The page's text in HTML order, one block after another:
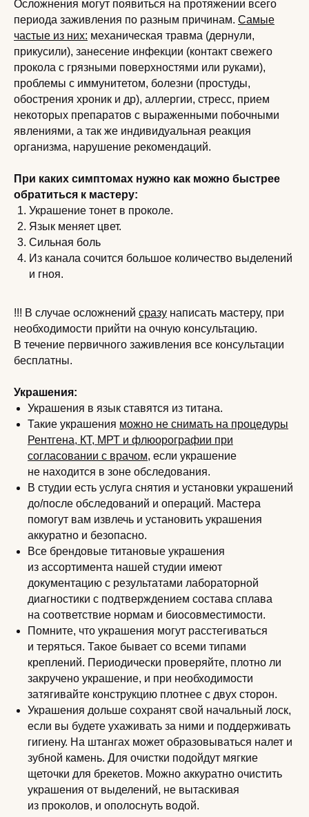
Осложнения могут появиться на протяжении всего
периода заживления по разным причинам. Самые
частые из них: механическая травма (дернули,
прикусили), занесение инфекции (контакт свежего
прокола с грязными поверхностями или руками),
проблемы с иммунитетом, болезни (простуды,
обострения хроник и др), аллергии, стресс, прием
некоторых препаратов с выраженными побочными
явлениями, а так же индивидуальная реакция
организма, нарушение рекомендаций.
При каких симптомах нужно как можно быстрее
обратиться к мастеру:
Украшение тонет в проколе.
Язык меняет цвет.
Сильная боль
Из канала сочится большое количество выделений
и гноя.
!!! В случае осложнений сразу написать мастеру, при
необходимости прийти на очную консультацию.
В течение первичного заживления все консультации
бесплатны.
Украшения:
Украшения в язык ставятся из титана.
Такие украшения можно не снимать на процедуры
Рентгена, КТ, МРТ и флюорографии при
согласовании с врачом, если украшение
не находится в зоне обследования.
В студии есть услуга снятия и установки украшений
до/после обследований и операций. Мастера
помогут вам извлечь и установить украшения
аккуратно и безопасно.
Все брендовые титановые украшения
из ассортимента нашей студии имеют
документацию с результатами лабораторной
диагностики с подтверждением состава сплава
на соответствие нормам и биосовместимости.
Помните, что украшения могут расстегиваться
и теряться. Такое бывает со всеми типами
креплений. Периодически проверяйте, плотно ли
закручено украшение, и при необходимости
затягивайте конструкцию плотнее с двух сторон.
Украшения дольше сохранят свой начальный лоск,
если вы будете ухаживать за ними и поддерживать
гигиену. На штангах может образовываться налет и
зубной камень. Для очистки подойдут мягкие
щеточки для брекетов. Можно аккуратно очистить
украшения от выделений, не вытаскивая
из проколов, и ополоснуть водой.